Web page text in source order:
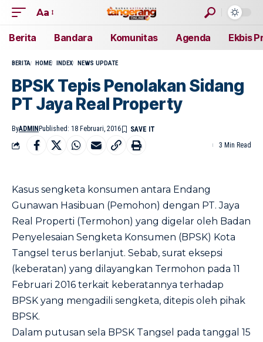
Aa
Berita Bandara Komunitas Agenda Ekbis
BERITA HOME INDEX NEWS UPDATE
BPSK Tepis Penolakan Sidang
PT Jaya Real Property
ByADMIN Published: 18 Februari, 2016
3 Min Read
Kasus sengketa konsumen antara Endang
Gunawan Hasibuan (Pemohon) dengan PT. Jaya
Real Properti (Termohon) yang digelar oleh Badan
Penyelesaian Sengketa Konsumen (BPSK) Kota
Tangsel terus berlanjut. Sebab, surat eksepsi
(keberatan) yang dilayangkan Termohon pada 11
Februari 2016 terkait keberatannya terhadap
BPSK yang mengadili sengketa, ditepis oleh pihak
BPSK.
Dalam putusan sela BPSK Tangsel pada tanggal 15